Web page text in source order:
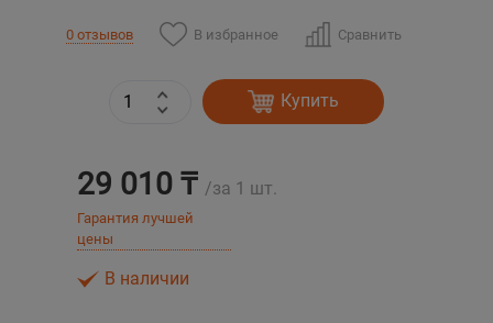
0 отзывов В избранное Сравнить
Купить
29 010 ₸ /за 1 шт.
Гарантия лучшей
цены
В наличии
Тараз
Усть-Каменогорск
Шымкент